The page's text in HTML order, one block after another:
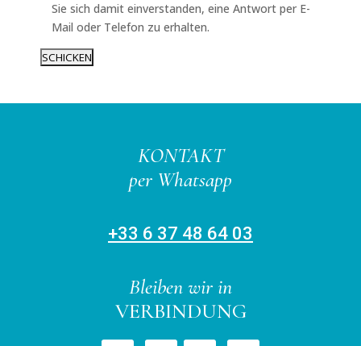
Sie sich damit einverstanden, eine Antwort per E-
Mail oder Telefon zu erhalten.
KONTAKT
per Whatsapp
+33 6 37 48 64 03
Bleiben wir in
VERBINDUNG